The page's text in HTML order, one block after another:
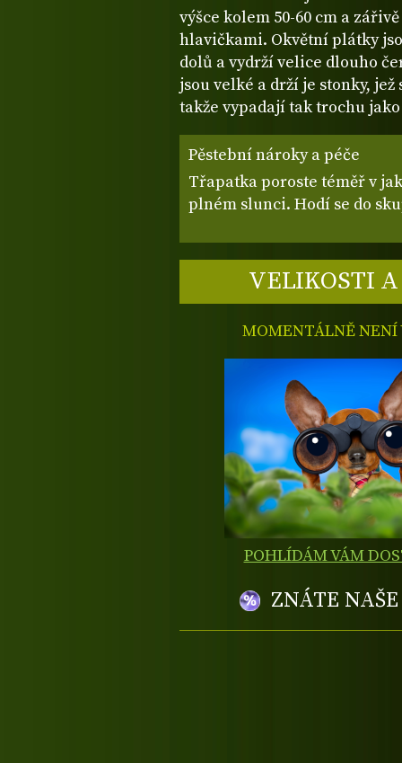
výšce kolem 50-60 cm a
hlavičkami. Okvětní plátky
dolů a vydrží velice dlouho
jsou velké a drží je stonky,
takže vypadají tak trochu
Pěstební nároky a péče
Třapatka poroste téměř v
plném slunci. Hodí se do
VELIKOSTI
MOMENTÁLNĚ NENÍ
POHLÍDÁM VÁM
ZNÁTE